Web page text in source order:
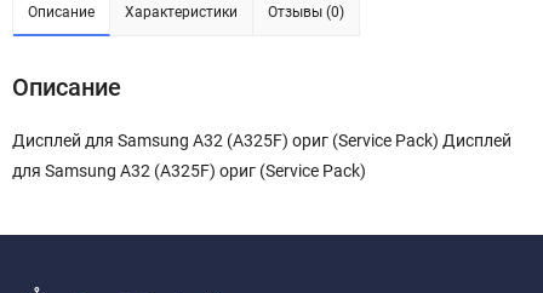
Описание Характеристики Отзывы (0)
Описание
Дисплей для Samsung A32 (A325F) ориг (Service Pack) Дисплей
для Samsung A32 (A325F) ориг (Service Pack)